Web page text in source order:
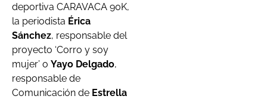
deportiva CARAVACA 90K,
la periodista Érica
Sánchez, responsable del
proyecto ‘Corro y soy
mujer’ o Yayo Delgado,
responsable de
Comunicación de Estrella